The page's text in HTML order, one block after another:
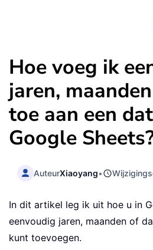
Hoe voeg ik
jaren,
toe aan een
Google
AuteurXiaoyang•
In dit artikel leg ik uit hoe u in
eenvoudig jaren, maanden of
kunt toevoegen.